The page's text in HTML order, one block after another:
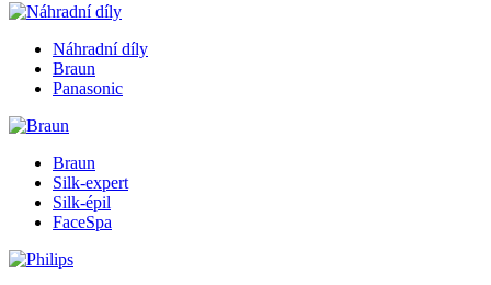
Náhradní díly
Braun
Panasonic
Braun
Silk-expert
Silk-épil
FaceSpa